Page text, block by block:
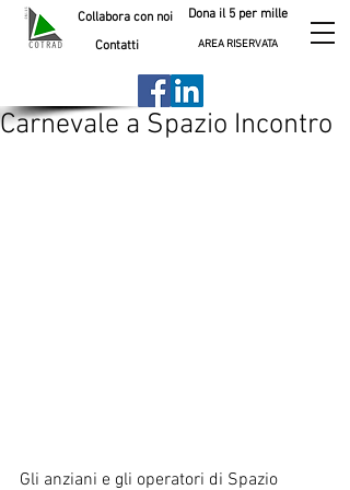
Contatti AREA RISERVATA
Collabora con noi Dona il 5 per mille
Carnevale a Spazio Incontro
Gli anziani e gli operatori di Spazio